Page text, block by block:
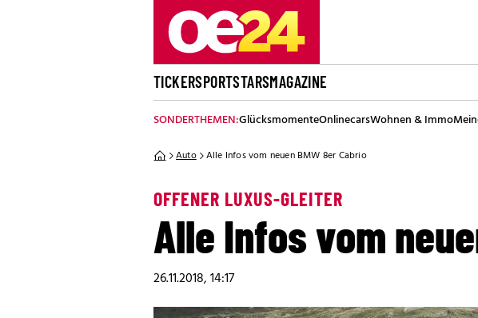
TICKERSPORTSTARSMAGAZINE
SONDERTHEMEN:GlücksmomenteOnlinecarsWohnen & Immo
Auto Alle Infos vom neuen BMW 8er Cabrio
OFFENER LUXUS-GLEITER
Alle Infos vom
26.11.2018, 14:17